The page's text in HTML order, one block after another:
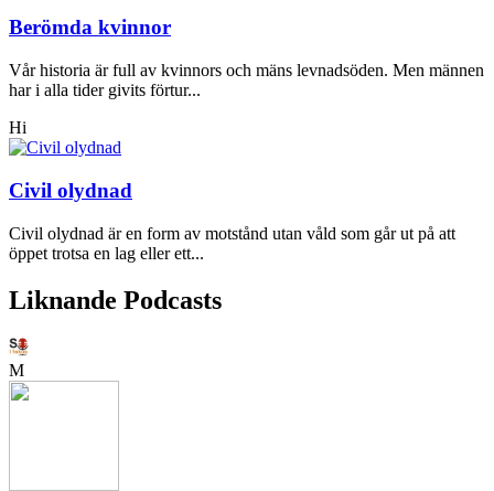
Berömda kvinnor
Vår historia är full av kvinnors och mäns levnadsöden. Men männen
har i alla tider givits förtur...
Hi
Civil olydnad
Civil olydnad är en form av motstånd utan våld som går ut på att
öppet trotsa en lag eller ett...
Liknande Podcasts
M